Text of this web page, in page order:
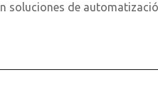
soluciones de